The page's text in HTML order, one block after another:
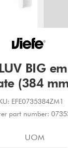
BIG
(384
EFE0735384ZM1
part number:
UOM